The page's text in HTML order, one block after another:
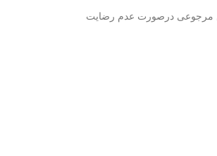
مرجوعی درصورت عدم رضایت